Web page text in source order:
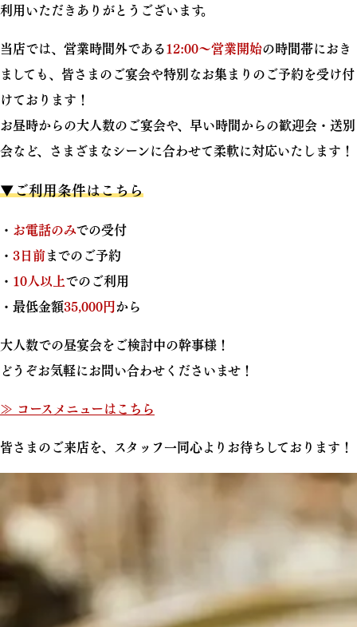
利用いただきありがとうございます。
当店では、営業時間外である12:00～営業開始の時間帯におき
ましても、皆さまのご宴会や特別なお集まりのご予約を受け付
けております！
お昼時からの大人数のご宴会や、早い時間からの歓迎会・送別
会など、さまざまなシーンに合わせて柔軟に対応いたします！
▼ご利用条件はこちら
・ お電話のみでの受付
・ 3日前までのご予約
・ 10人以上でのご利用
・最低金額35,000円 から
大人数での昼宴会をご検討中の幹事様！
どうぞお気軽にお問い合わせくださいませ！
≫ コースメニューはこちら
皆さまのご来店を、スタッフ一同心よりお待ちしております！